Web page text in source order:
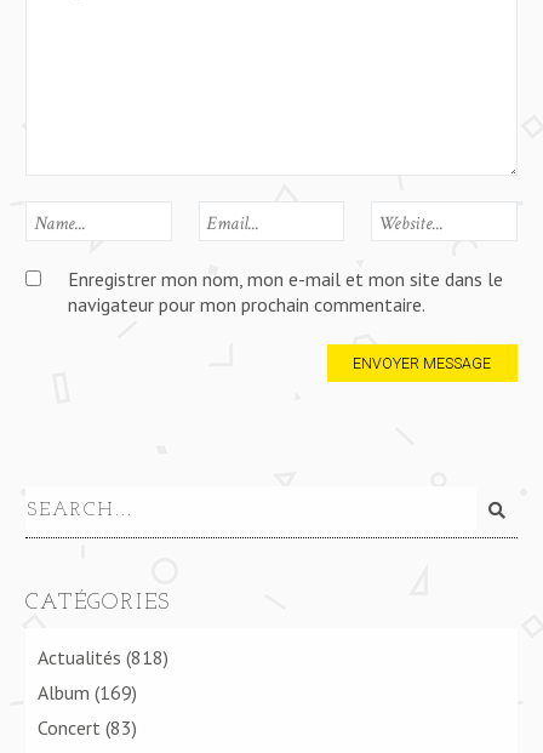
Enregistrer mon nom, mon e-mail et mon site dans le
navigateur pour mon prochain commentaire.
CATÉGORIES
Actualités (818)
Album (169)
Concert (83)